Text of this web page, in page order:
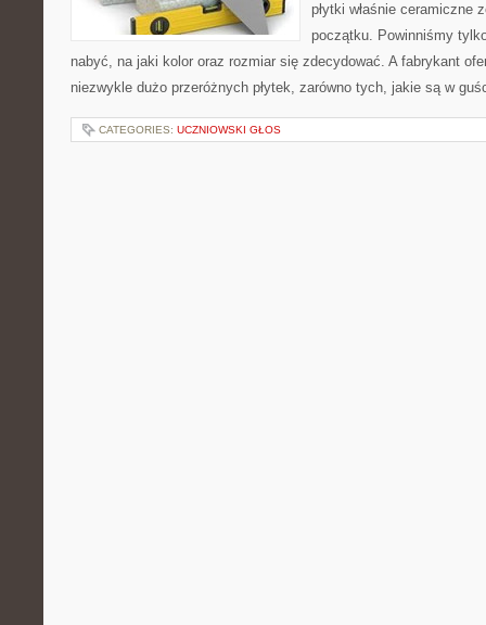
płytki właśnie ceramiczne
początku. Powinniśmy
nabyć, na jaki kolor oraz rozmiar się zdecydować. A fabrykant
niezwykle dużo przeróżnych płytek, zarówno tych, jakie są w
CATEGORIES: UCZNIOWSKI GŁOS